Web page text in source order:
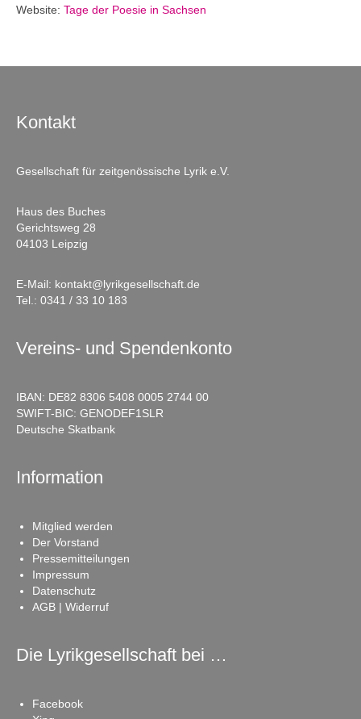
Website: Tage der Poesie in Sachsen
Kontakt
Gesellschaft für zeitgenössische Lyrik e.V.
Haus des Buches
Gerichtsweg 28
04103 Leipzig
E-Mail: kontakt@lyrikgesellschaft.de
Tel.: 0341 / 33 10 183
Vereins- und Spendenkonto
IBAN: DE82 8306 5408 0005 2744 00
SWIFT-BIC: GENODEF1SLR
Deutsche Skatbank
Information
Mitglied werden
Der Vorstand
Pressemitteilungen
Impressum
Datenschutz
AGB | Widerruf
Die Lyrikgesellschaft bei …
Facebook